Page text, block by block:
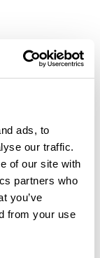
ads, to
our traffic.
of our site with
partners who
you’ve
from your use
!